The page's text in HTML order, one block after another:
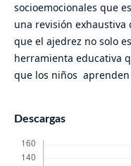
socioemocionales que
una revisión
que el ajedrez no solo
herramienta educativa
que los niños aprenden
Descargas